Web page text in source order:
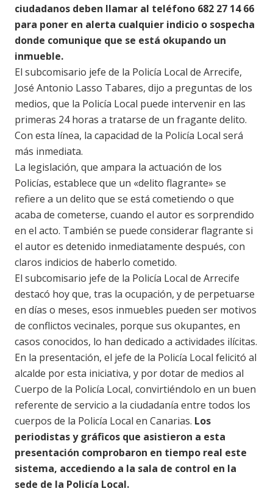
ciudadanos deben llamar al teléfono 682 27 14 66
para poner en alerta cualquier indicio o sospecha
donde comunique que se está okupando un
inmueble.
El subcomisario jefe de la Policía Local de Arrecife,
José Antonio Lasso Tabares, dijo a preguntas de los
medios, que la Policía Local puede intervenir en las
primeras 24 horas a tratarse de un fragante delito.
Con esta línea, la capacidad de la Policía Local será
más inmediata.
La legislación, que ampara la actuación de los
Policías, establece que un «delito flagrante» se
refiere a un delito que se está cometiendo o que
acaba de cometerse, cuando el autor es sorprendido
en el acto. También se puede considerar flagrante si
el autor es detenido inmediatamente después, con
claros indicios de haberlo cometido.
El subcomisario jefe de la Policía Local de Arrecife
destacó hoy que, tras la ocupación, y de perpetuarse
en días o meses, esos inmuebles pueden ser motivos
de conflictos vecinales, porque sus okupantes, en
casos conocidos, lo han dedicado a actividades ilícitas.
En la presentación, el jefe de la Policía Local felicitó al
alcalde por esta iniciativa, y por dotar de medios al
Cuerpo de la Policía Local, convirtiéndolo en un buen
referente de servicio a la ciudadanía entre todos los
cuerpos de la Policía Local en Canarias. Los
periodistas y gráficos que asistieron a esta
presentación comprobaron en tiempo real este
sistema, accediendo a la sala de control en la
sede de la Policía Local.